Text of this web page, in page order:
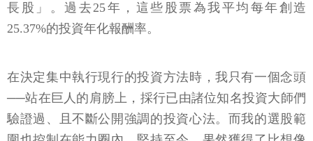
長股」。過去25年，這些股票為我平均每年創造
25.37%的投資年化報酬率。
在決定集中執行現行的投資方法時，我只有一個念頭
──站在巨人的肩膀上，採行已由諸位知名投資大師們
驗證過、且不斷公開強調的投資心法。而我的選股範